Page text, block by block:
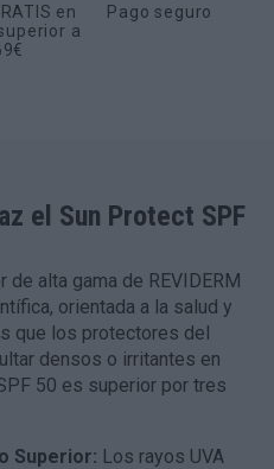
en
a
Pago seguro
el Sun Protect SPF
de alta gama de REVIDERM
orientada a la salud y
que los protectores del
densos o irritantes en
50 es superior por tres
Superior: Los rayos UVA